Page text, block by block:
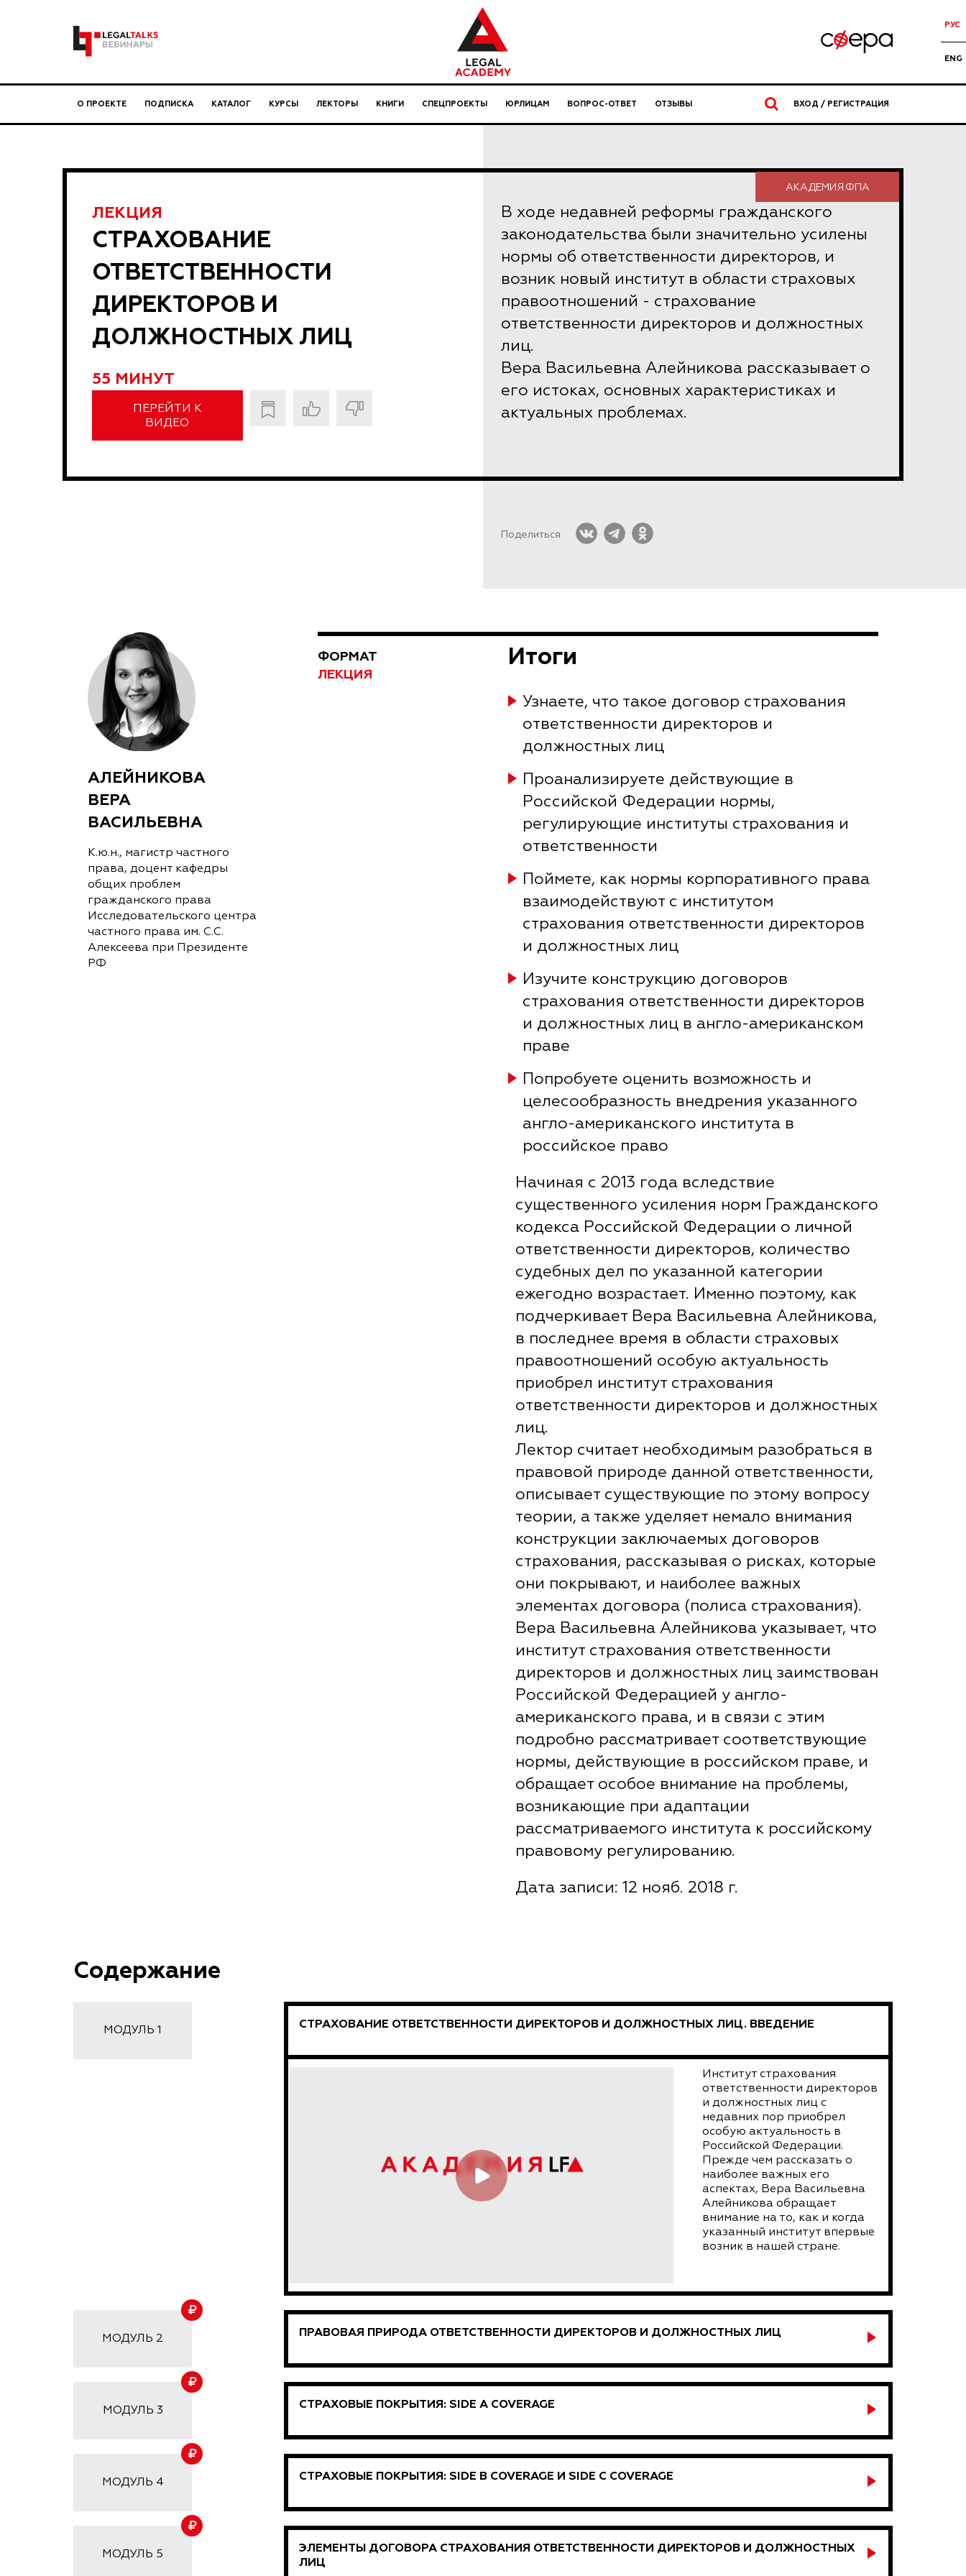
РУС
ENG
О ПРОЕКТЕ ПОДПИСКА КАТАЛОГ КУРСЫ ЛЕКТОРЫ КНИГИ СПЕЦПРОЕКТЫ ЮРЛИЦАМ ВОПРОС-ОТВЕТ ОТЗЫВЫ ВХОД / РЕГИСТРАЦИЯ
АКАДЕМИЯ.ФПА
ЛЕКЦИЯ
СТРАХОВАНИЕ
ОТВЕТСТВЕННОСТИ
ДИРЕКТОРОВ И
ДОЛЖНОСТНЫХ ЛИЦ
55 МИНУТ
ПЕРЕЙТИ К
ВИДЕО
В ходе недавней реформы гражданского
законодательства были значительно усилены
нормы об ответственности директоров, и
возник новый институт в области страховых
правоотношений - страхование
ответственности директоров и должностных
лиц.
Вера Васильевна Алейникова рассказывает о
его истоках, основных характеристиках и
актуальных проблемах.
Поделиться
АЛЕЙНИКОВА
ВЕРА
ВАСИЛЬЕВНА
К.ю.н., магистр частного
права, доцент кафедры
общих проблем
гражданского права
Исследовательского центра
частного права им. С.С.
Алексеева при Президенте
РФ
ФОРМАТ
ЛЕКЦИЯ
Итоги
Узнаете, что такое договор страхования
ответственности директоров и
должностных лиц
Проанализируете действующие в
Российской Федерации нормы,
регулирующие институты страхования и
ответственности
Поймете, как нормы корпоративного права
взаимодействуют с институтом
страхования ответственности директоров
и должностных лиц
Изучите конструкцию договоров
страхования ответственности директоров
и должностных лиц в англо-американском
праве
Попробуете оценить возможность и
целесообразность внедрения указанного
англо-американского института в
российское право
Начиная с 2013 года вследствие
существенного усиления норм Гражданского
кодекса Российской Федерации о личной
ответственности директоров, количество
судебных дел по указанной категории
ежегодно возрастает. Именно поэтому, как
подчеркивает Вера Васильевна Алейникова,
в последнее время в области страховых
правоотношений особую актуальность
приобрел институт страхования
ответственности директоров и должностных
лиц.
Лектор считает необходимым разобраться в
правовой природе данной ответственности,
описывает существующие по этому вопросу
теории, а также уделяет немало внимания
конструкции заключаемых договоров
страхования, рассказывая о рисках, которые
они покрывают, и наиболее важных
элементах договора (полиса страхования).
Вера Васильевна Алейникова указывает, что
институт страхования ответственности
директоров и должностных лиц заимствован
Российской Федерацией у англо-
американского права, и в связи с этим
подробно рассматривает соответствующие
нормы, действующие в российском праве, и
обращает особое внимание на проблемы,
возникающие при адаптации
рассматриваемого института к российскому
правовому регулированию.
Дата записи: 12 нояб. 2018 г.
Содержание
МОДУЛЬ 1 СТРАХОВАНИЕ ОТВЕТСТВЕННОСТИ ДИРЕКТОРОВ И ДОЛЖНОСТНЫХ ЛИЦ. ВВЕДЕНИЕ
Институт страхования
ответственности директоров
и должностных лиц с
недавних пор приобрел
особую актуальность в
Российской Федерации.
Прежде чем рассказать о
наиболее важных его
аспектах, Вера Васильевна
Алейникова обращает
внимание на то, как и когда
указанный институт впервые
возник в нашей стране.
МОДУЛЬ 2 ПРАВОВАЯ ПРИРОДА ОТВЕТСТВЕННОСТИ ДИРЕКТОРОВ И ДОЛЖНОСТНЫХ ЛИЦ
МОДУЛЬ 3 СТРАХОВЫЕ ПОКРЫТИЯ: SIDE A COVERAGE
МОДУЛЬ 4 СТРАХОВЫЕ ПОКРЫТИЯ: SIDE B COVERAGE И SIDE C COVERAGE
МОДУЛЬ 5
ЭЛЕМЕНТЫ ДОГОВОРА СТРАХОВАНИЯ ОТВЕТСТВЕННОСТИ ДИРЕКТОРОВ И ДОЛЖНОСТНЫХ
ЛИЦ